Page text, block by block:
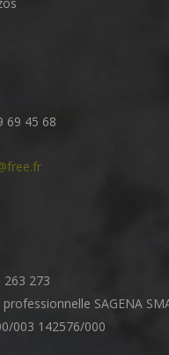
69 45 68
263 273
SAGENA
003 142576/000